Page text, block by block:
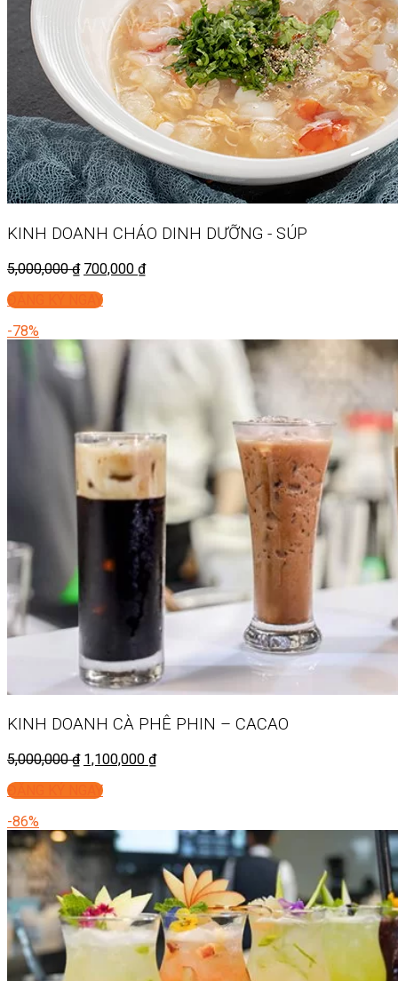
KINH DOANH CHÁO DINH DƯỠNG - SÚP
5,000,000₫ 700,000 ₫
ĐĂNG KÝ NGAY
-78%
KINH DOANH CÀ PHÊ PHIN – CACAO
5,000,000₫ 1,100,000 ₫
ĐĂNG KÝ NGAY
-86%